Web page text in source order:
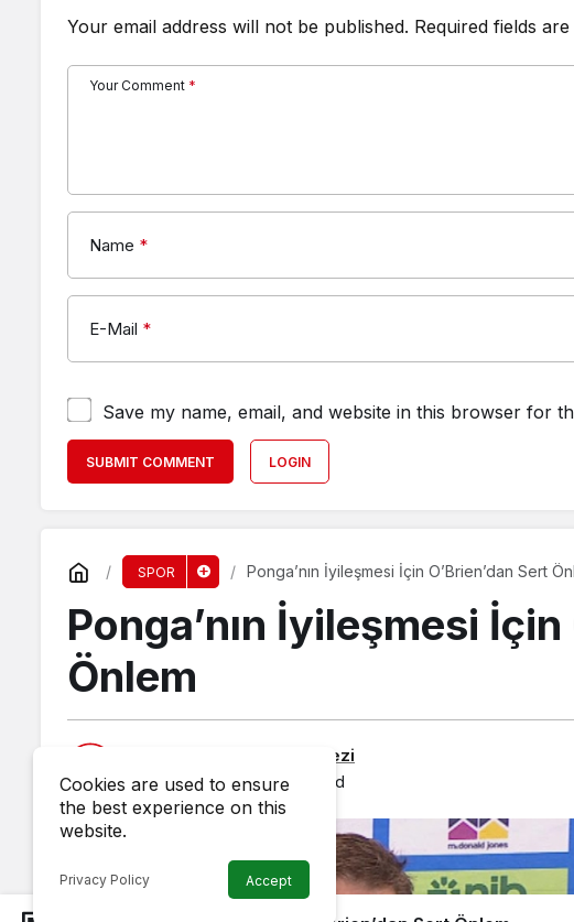
Your email address will not be published. Required fields
Your Comment *
Name *
E-Mail *
Save my name, email, and website in this browser for
SUBMIT COMMENT LOGIN
SPOR Ponga’nın İyileşmesi İçin O’Brien’dan Sert
Ponga’nın İyileşmesi İçin
Önlem
Haber Merkezi
31 May 2025, 12:41published
Cookies are used to ensure
the best experience on this
website.
Privacy Policy Accept